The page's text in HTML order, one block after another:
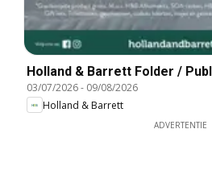
Holland & Barrett Folder /
03/07/2026- 09/08/2026
Holland & Barrett
ADVERTENTIE